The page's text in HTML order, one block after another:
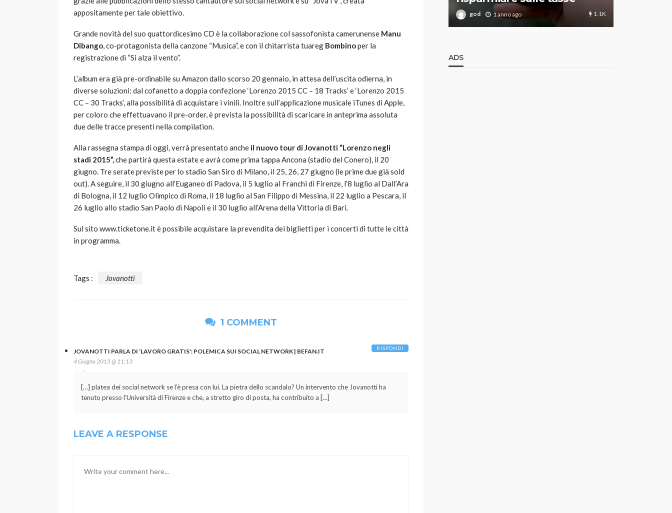
appositamente per tale obiettivo.
Grande novità del suo quattordicesimo CD è la collaborazione col sassofonista camerunense Manu
Dibango, co-protagonista della canzone “Musica”, e con il chitarrista tuareg Bombinoper la
registrazione di “Si alza il vento”.
L’album era già pre-ordinabile su Amazon dallo scorso 20 gennaio, in attesa dell’uscita odierna, in
diverse soluzioni: dal cofanetto a doppia confezione ‘Lorenzo 2015 CC – 18 Tracks’ e ‘Lorenzo 2015
CC – 30 Tracks’, alla possibilità di acquistare i vinili. Inoltre sull’applicazione musicale iTunes di Apple,
per coloro che effettuavano il pre-order, è prevista la possibilità di scaricare in anteprima assoluta
due delle tracce presenti nella compilation.
Alla rassegna stampa di oggi, verrà presentato anche il nuovo tour di Jovanotti “Lorenzo negli
stadi 2015”,che partirà questa estate e avrà come prima tappa Ancona (stadio del Conero), il 20
giugno. Tre serate previste per lo stadio San Siro di Milano, il 25, 26, 27 giugno (le prime due già sold
out). A seguire, il 30 giugno all’Euganeo di Padova, il 5 luglio al Franchi di Firenze, l’8 luglio al Dall’Ara
di Bologna, il 12 luglio Olimpico di Roma, il 18 luglio al San Filippo di Messina, il 22 luglio a Pescara, il
26 luglio allo stadio San Paolo di Napoli e il 30 luglio all’Arena della Vittoria di Bari.
Sul sito www.ticketone.it è possibile acquistare la prevendita dei biglietti per i concerti di tutte le città
in programma.
Tags : Jovanotti
1 COMMENT
JOVANOTTI PARLA DI ‘LAVORO GRATIS': POLEMICA SUI SOCIAL NETWORK | BEFAN.IT
4 Giugno 2015 @ 11:13
[…] platea dei social network se l’è presa con lui. La pietra dello scandalo? Un intervento che Jovanotti ha
tenuto presso l’Università di Firenze e che, a stretto giro di posta, ha contribuito a […]
RISPONDI
LEAVE A RESPONSE
god 1 anno ago god 1 anno ago 1.1K
ADS